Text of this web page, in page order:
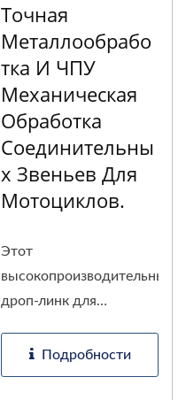
Точная
Металлообрабо
Тка И ЧПУ
Механическая
Обработка
Соединительны
Х Звеньев Для
Мотоциклов.
Этот
высокопроизводительный
дроп-линк для
Подробности